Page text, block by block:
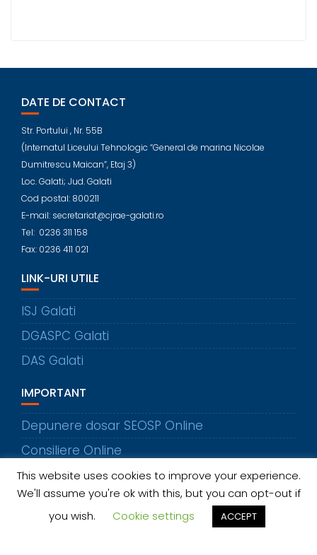
DATE DE CONTACT
Str. Portului , Nr. 55B
(Internatul Liceului Tehnologic “General de marina Nicolae
Dumitrescu Maican”, Etaj 3)
Loc. Galati; Jud. Galati
Cod postal: 800211
E-mail: secretariat@cjrae-galati.ro
Tel: 0236 311 158
Fax: 0236 411 021
LINK-URI UTILE
ISJ Galati
DGASPC Galati
DAS Galati
IMPORTANT
Depunere dosar SEOSP Online
Consiliere Online
CAUTA IN SITE
This website uses cookies to improve your experience.
We'll assume you're ok with this, but you can opt-out if
you wish.
Cookie settings ACCEPT